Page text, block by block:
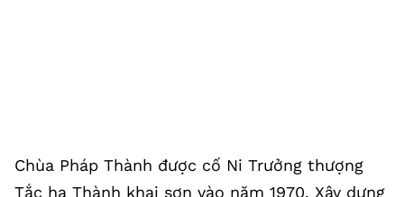
Chùa Pháp Thành được cố Ni Trưởng thượng
Tắc hạ Thành khai sơn vào năm 1970. Xây dựng